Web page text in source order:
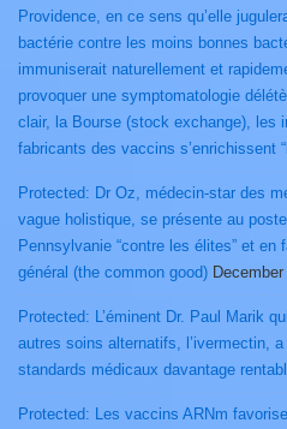
Providence, en ce sens qu’elle
bactérie contre les moins bonnes
immuniserait naturellement et
provoquer une symptomatologie
clair, la Bourse (stock exchange), les
fabricants des vaccins s’enrichissent
Protected: Dr Oz, médecin-star des
vague holistique, se présente au
Pennsylvanie “contre les élites” et en
général (the common good) December
Protected: L’éminent Dr. Paul Marik
autres soins alternatifs, l’ivermectin,
standards médicaux davantage
Protected: Les vaccins ARNm